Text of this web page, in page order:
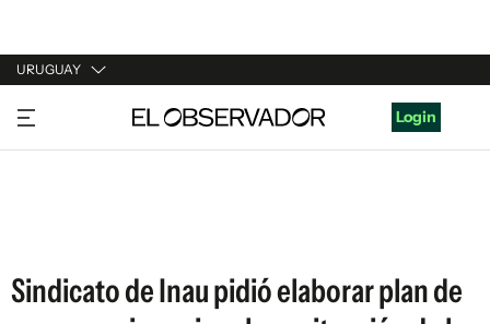
URUGUAY
URUGUAY
ARGENTINA
Login
Sindicato de Inau pidió elaborar plan de